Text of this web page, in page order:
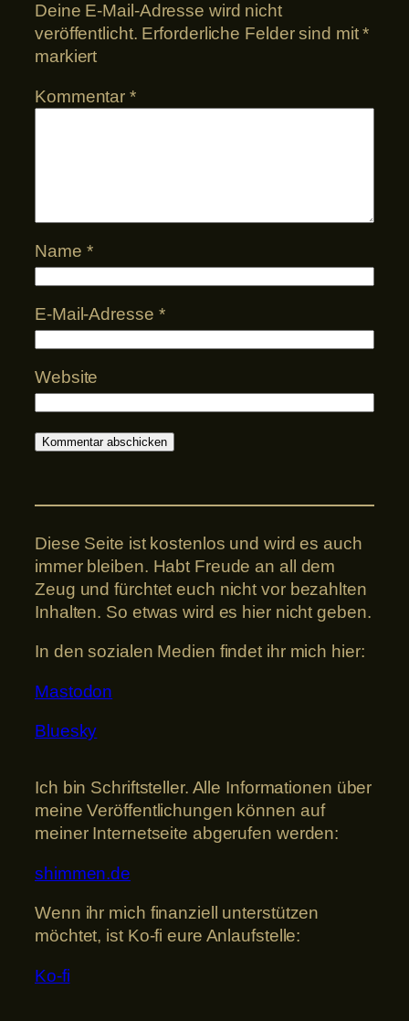
Deine E-Mail-Adresse wird nicht
veröffentlicht. Erforderliche Felder sind mit*
markiert
Kommentar*
Name *
E-Mail-Adresse *
Website
Diese Seite ist kostenlos und wird es auch
immer bleiben. Habt Freude an all dem
Zeug und fürchtet euch nicht vor bezahlten
Inhalten. So etwas wird es hier nicht geben.
In den sozialen Medien findet ihr mich hier:
Mastodon
Bluesky
Ich bin Schriftsteller. Alle Informationen über
meine Veröffentlichungen können auf
meiner Internetseite abgerufen werden:
shimmen.de
Wenn ihr mich finanziell unterstützen
möchtet, ist Ko-fi eure Anlaufstelle:
Ko-fi